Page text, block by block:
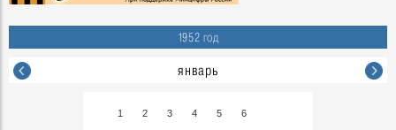
1952 год
январь
1 2 3 4 5 6